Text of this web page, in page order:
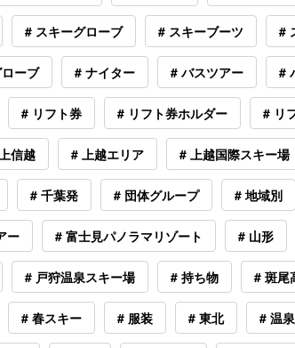
# スキーグローブ # スキーブーツ #
ーブ # ナイター # バスツアー #
# リフト券 # リフト券ホルダー # リ
信越 # 上越エリア # 上越国際スキー場
# 千葉発 # 団体グループ # 地域別
ー # 富士見パノラマリゾート # 山形
# 戸狩温泉スキー場 # 持ち物 # 斑尾
# 春スキー # 服装 # 東北 # 温泉